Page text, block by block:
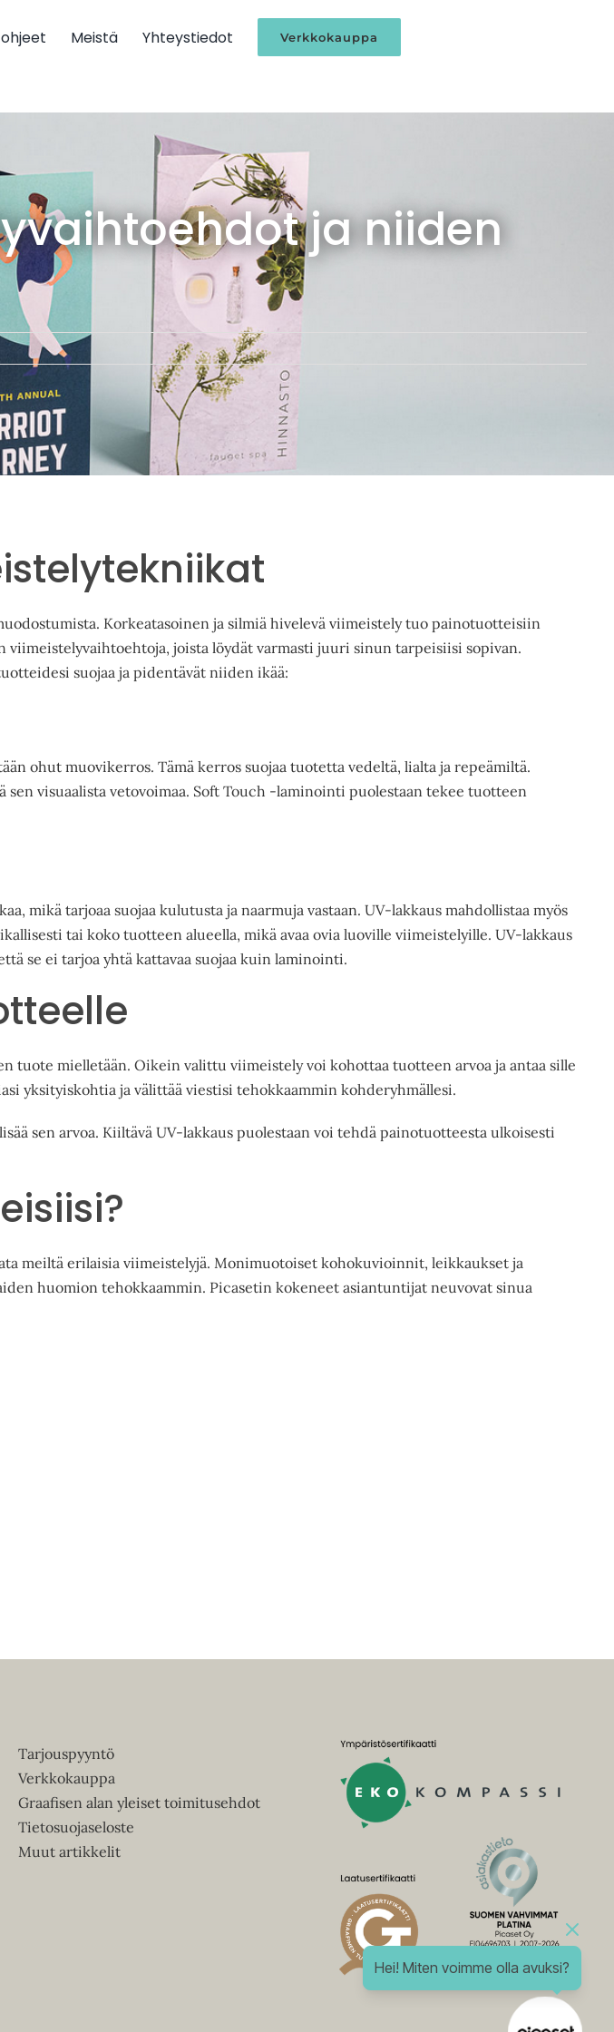
Hei! Miten voimme olla avuksi?
Meistä Yhteystiedot Verkkokauppa
ja niiden
Korkeatasoinen ja silmiä hivelevä viimeistely tuo painotuotteisiin
viimeistelyvaihtoehtoja, joista löydät varmasti juuri sinun tarpeisiisi sopivan.
suojaa ja pidentävät niiden ikää:
ohut muovikerros. Tämä kerros suojaa tuotetta vedeltä, lialta ja repeämiltä.
visuaalista vetovoimaa. Soft Touch -laminointi puolestaan tekee tuotteen
mikä tarjoaa suojaa kulutusta ja naarmuja vastaan. UV-lakkaus mahdollistaa myös
tai koko tuotteen alueella, mikä avaa ovia luoville viimeistelyille. UV-lakkaus
se ei tarjoa yhtä kattavaa suojaa kuin laminointi.
mielletään. Oikein valittu viimeistely voi kohottaa tuotteen arvoa ja antaa sille
yksityiskohtia ja välittää viestisi tehokkaammin kohderyhmällesi.
sen arvoa. Kiiltävä UV-lakkaus puolestaan voi tehdä painotuotteesta ulkoisesti
meiltä erilaisia viimeistelyjä. Monimuotoiset kohokuvioinnit, leikkaukset ja
huomion tehokkaammin. Picasetin kokeneet asiantuntijat neuvovat sinua
Tarjouspyyntö
Verkkokauppa
Graafisen alan yleiset toimitusehdot
Tietosuojaseloste
Muut artikkelit